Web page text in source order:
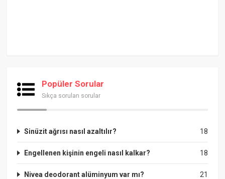
Popüler Sorular
Sıkça sorulan sorular
18
Sinüzit ağrısı nasıl azaltılır?
18
Engellenen kişinin engeli nasıl kalkar?
21
Nivea deodorant alüminyum var mı?